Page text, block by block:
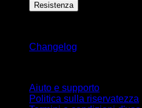
Resistenza
Changelog
Aiuto e supporto
Politica sulla riservatezza